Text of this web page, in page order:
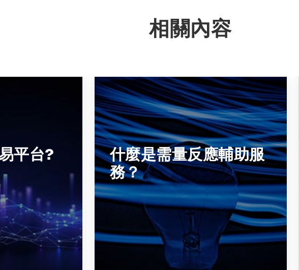
相關內容
平台?
什麼是需量反應輔助服
務？